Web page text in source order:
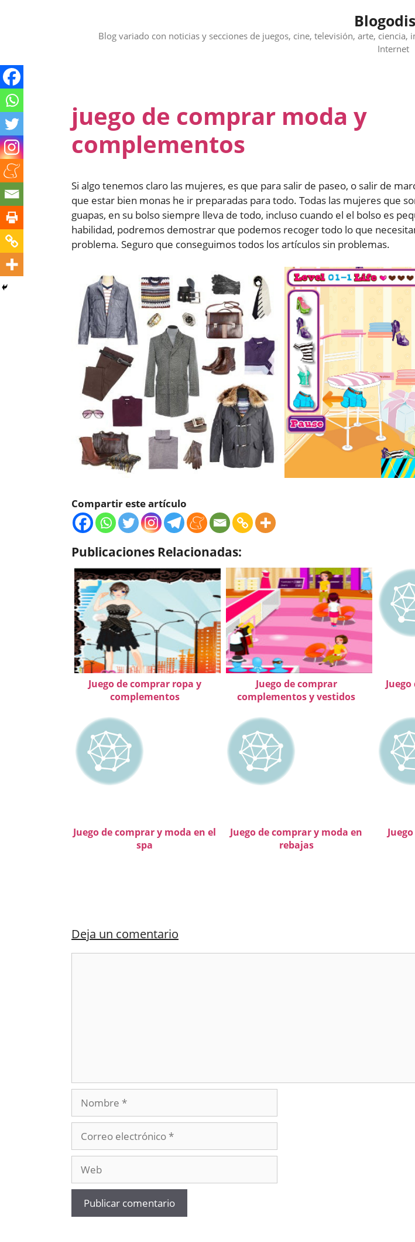
Blog variado con noticias y secciones de juegos, cine, televisión, arte,
Internet
juego de comprar moda y
complementos
Si algo tenemos claro las mujeres, es que para salir de paseo, o salir de
que estar bien monas he ir preparadas para todo. Todas las mujeres que
guapas, en su bolso siempre lleva de todo, incluso cuando el el bolso es
habilidad, podremos demostrar que podemos recoger todo lo que
problema. Seguro que conseguimos todos los artículos sin problemas.
Compartir este artículo
Publicaciones Relacionadas:
Juego de comprar ropa y
complementos
Juego de comprar
complementos y vestidos
Juego de comprar y moda en el
spa
Juego de comprar y moda en
rebajas
Deja un comentario
Nombre
electrónico